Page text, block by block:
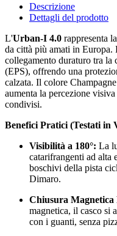
Descrizione
Dettagli del prodotto
L'Urban-I 4.0 rappresenta
da città più amati in
collegamento duraturo tra la
(EPS), offrendo una
calzata. Il colore
aumenta la percezione
condivisi.
Benefici Pratici (Testati in
Visibilità a 180°: La
catarifrangenti ad alta
boschivi della pista
Dimaro.
Chiusura
magnetica, il casco si
con i guanti, senza